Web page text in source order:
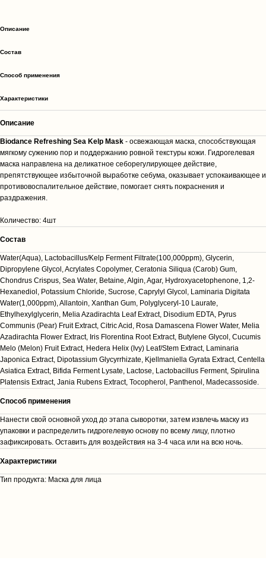
Описание
Cостав
Способ применения
Характеристики
Описание
Biodance Refreshing Sea Kelp Mask - освежающая маска, способствующая
мягкому сужению пор и поддержанию ровной текстуры кожи. Гидрогелевая
маска направлена на деликатное себорегулирующее действие,
препятствующее избыточной выработке себума, оказывает успокаивающее и
противовоспалительное действие, помогает снять покраснения и
раздражения.
Количество: 4шт
Cостав
Water(Aqua), Lactobacillus/Kelp Ferment Filtrate(100,000ppm), Glycerin,
Dipropylene Glycol, Acrylates Copolymer, Ceratonia Siliqua (Carob) Gum,
Chondrus Crispus, Sea Water, Betaine, Algin, Agar, Hydroxyacetophenone, 1,2-
Hexanediol, Potassium Chloride, Sucrose, Caprylyl Glycol, Laminaria Digitata
Water(1,000ppm), Allantoin, Xanthan Gum, Polyglyceryl-10 Laurate,
Ethylhexylglycerin, Melia Azadirachta Leaf Extract, Disodium EDTA, Pyrus
Communis (Pear) Fruit Extract, Citric Acid, Rosa Damascena Flower Water, Melia
Azadirachta Flower Extract, Iris Florentina Root Extract, Butylene Glycol, Cucumis
Melo (Melon) Fruit Extract, Hedera Helix (Ivy) Leaf/Stem Extract, Laminaria
Japonica Extract, Dipotassium Glycyrrhizate, Kjellmaniella Gyrata Extract, Centella
Asiatica Extract, Bifida Ferment Lysate, Lactose, Lactobacillus Ferment, Spirulina
Platensis Extract, Jania Rubens Extract, Tocopherol, Panthenol, Madecassoside.
Способ применения
Нанести свой основной уход до этапа сыворотки, затем извлечь маску из
упаковки и распределить гидрогелевую основу по всему лицу, плотно
зафиксировать. Оставить для воздействия на 3-4 часа или на всю ночь.
Характеристики
Тип продукта: Маска для лица